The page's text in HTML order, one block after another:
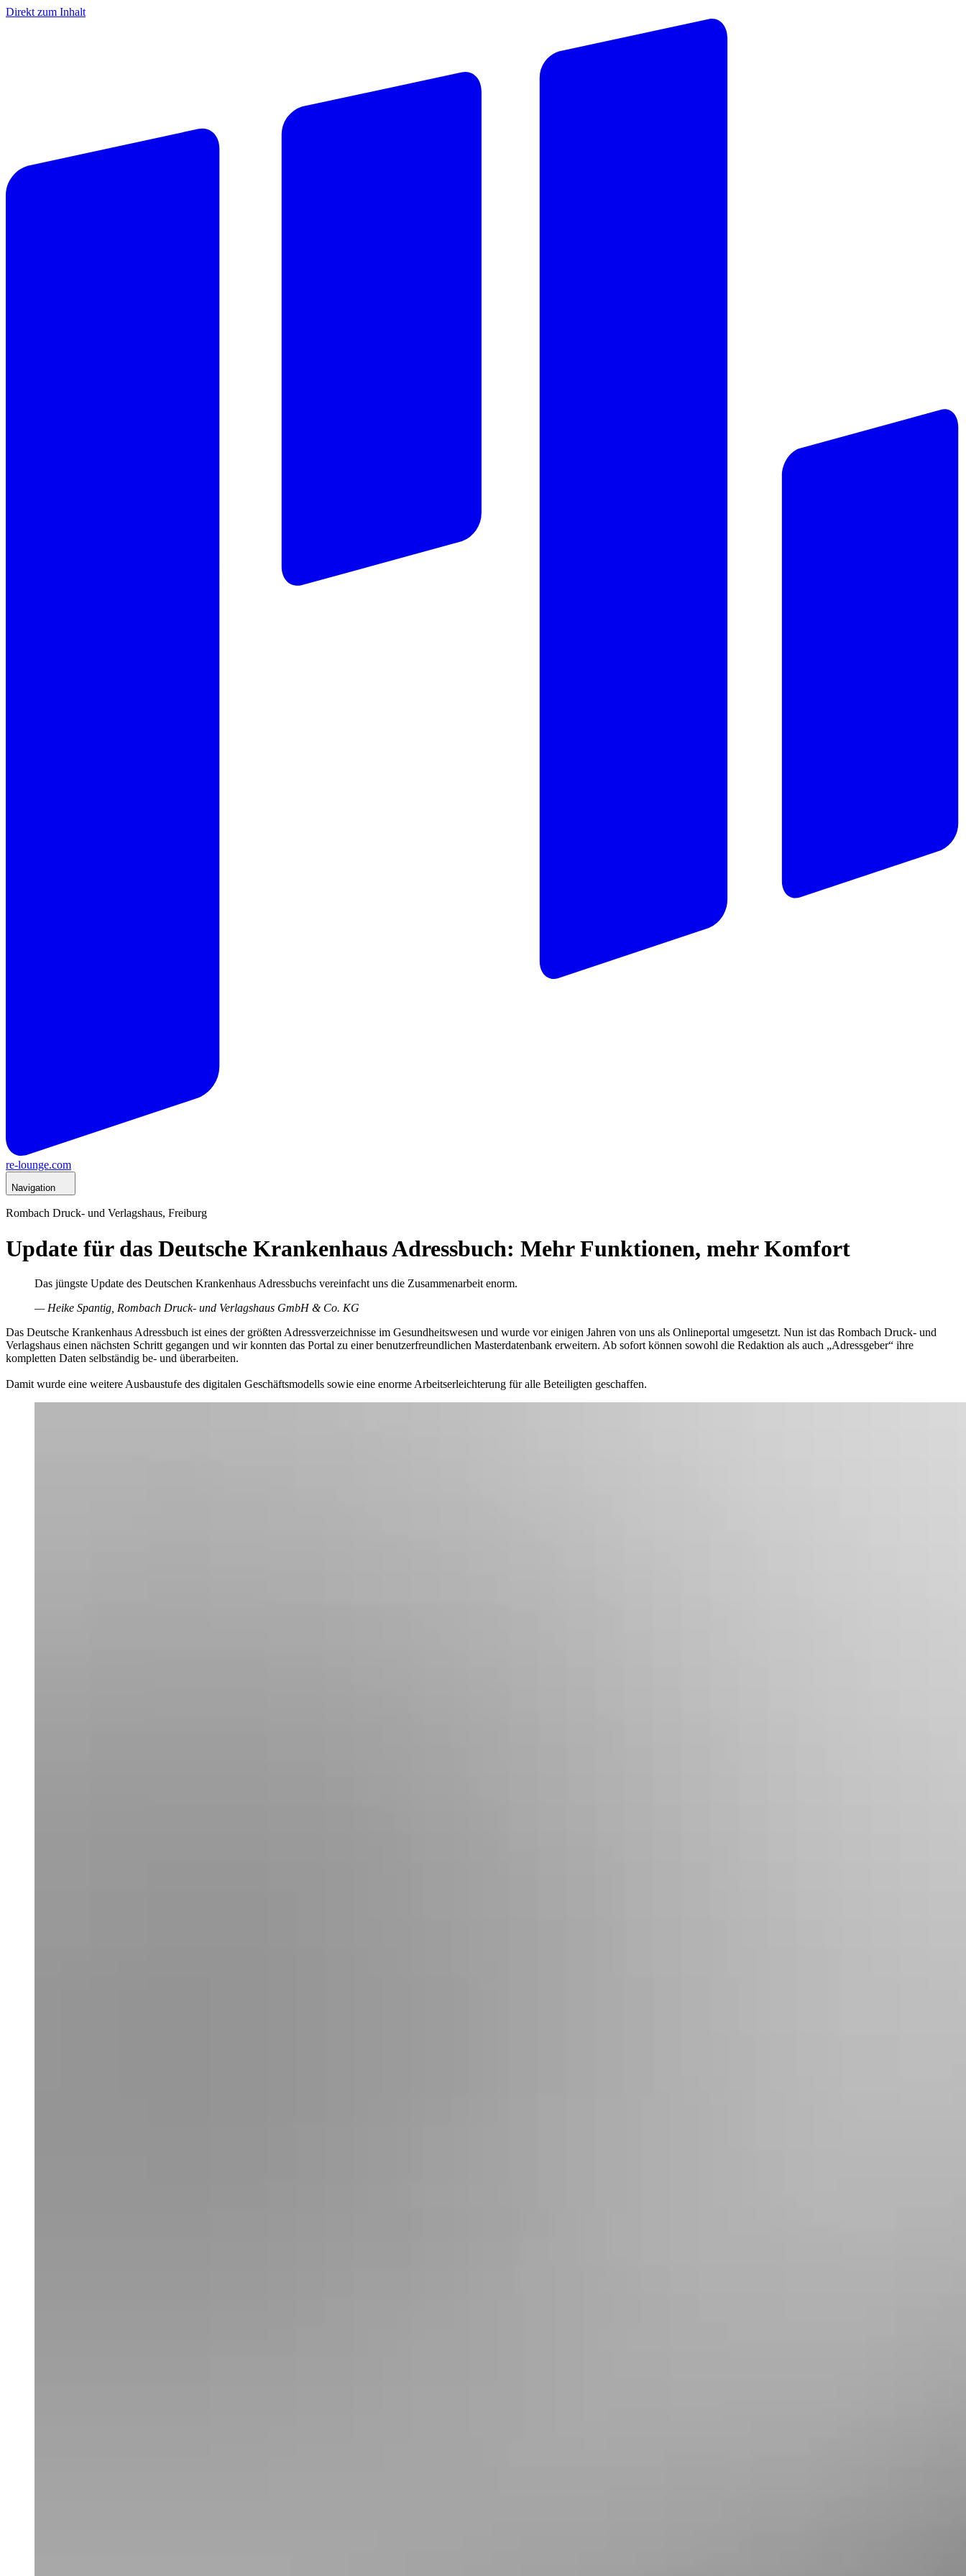
Direkt zum Inhalt
re-lounge.com
Navigation
Rombach Druck- und Verlagshaus, Freiburg
Update für das Deutsche Krankenhaus Adressbuch: Mehr Funktionen, mehr Komfort
Das jüngste Update des Deutschen Krankenhaus Adressbuchs vereinfacht uns die Zusammenarbeit enorm.
— Heike Spantig, Rombach Druck- und Verlagshaus GmbH & Co. KG
Das Deutsche Krankenhaus Adressbuch ist eines der größten Adressverzeichnisse im Gesundheitswesen und wurde vor einigen Jahren von uns als Onlineportal umgesetzt. Nun ist das Rombach Druck- und
Verlagshaus einen nächsten Schritt gegangen und wir konnten das Portal zu einer benutzerfreundlichen Masterdatenbank erweitern. Ab sofort können sowohl die Redaktion als auch „Adressgeber“ ihre
kompletten Daten selbständig be- und überarbeiten.
Damit wurde eine weitere Ausbaustufe des digitalen Geschäftsmodells sowie eine enorme Arbeitserleichterung für alle Beteiligten geschaffen.